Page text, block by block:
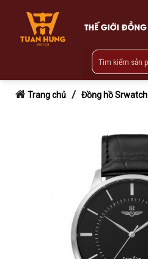
content
Trang chủ / Đồng hồ Srwatch